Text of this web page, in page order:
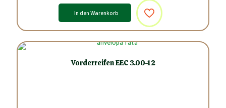
In den Warenkorb
Vorderreifen EEC 3.00-12